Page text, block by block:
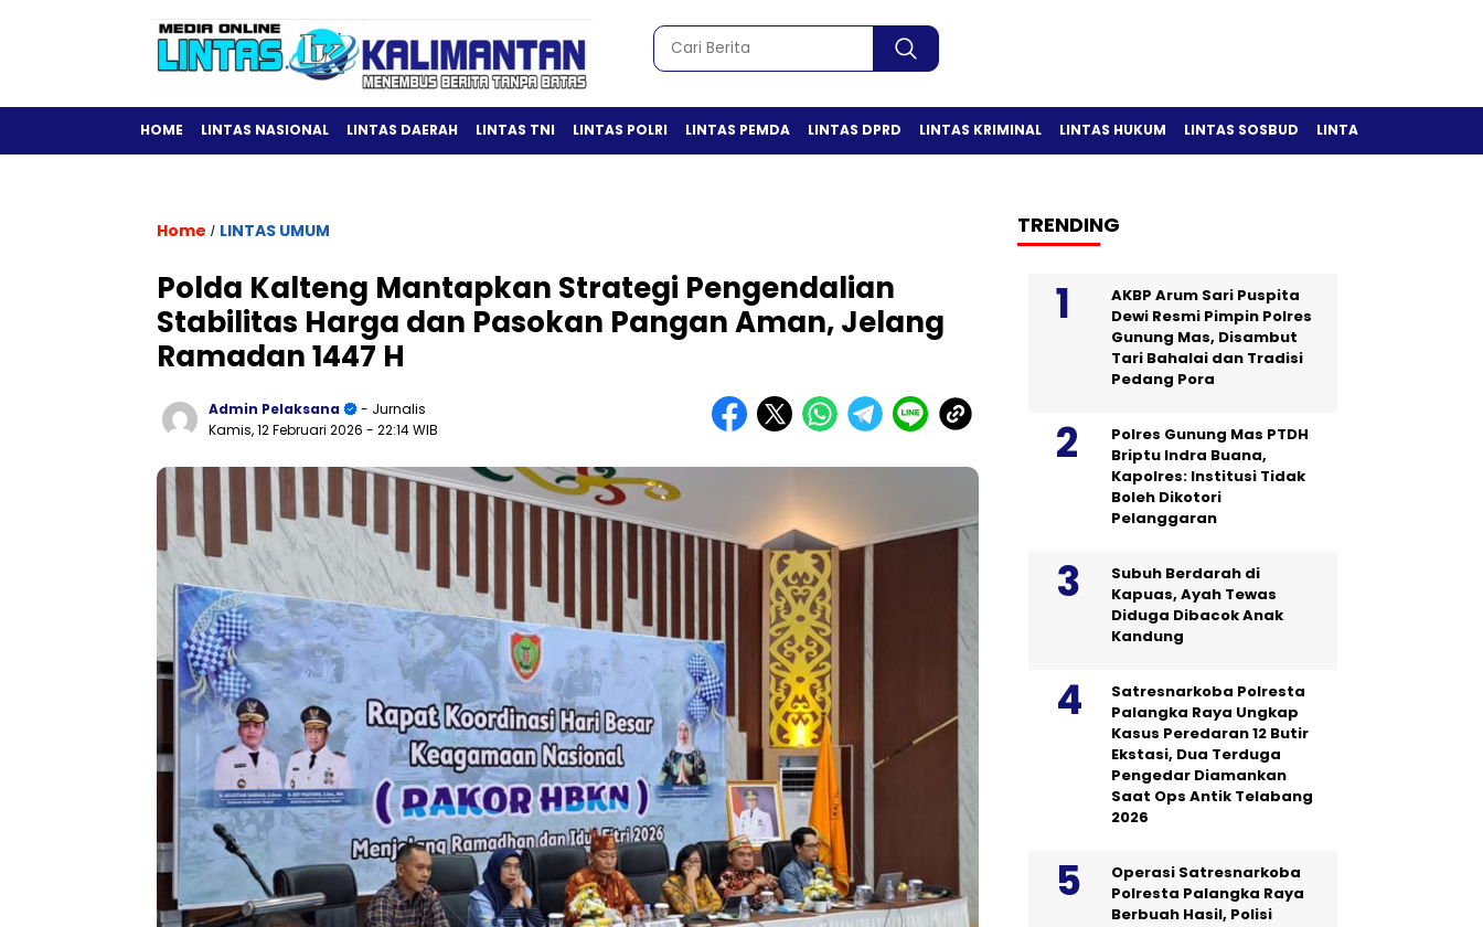
HOME LINTAS NASIONAL LINTAS DAERAH LINTAS TNI LINTAS POLRI LINTAS PEMDA LINTAS DPRD LINTAS KRIMINAL LINTAS HUKUM LINTAS SOSBUD LINTAS OLAH RAGA
Home / LINTAS UMUM
Polda Kalteng Mantapkan Strategi Pengendalian
Stabilitas Harga dan Pasokan Pangan Aman, Jelang
Ramadan 1447 H
Admin Pelaksana
- Jurnalis
Kamis, 12 Februari 2026 - 22:14 WIB
TRENDING
AKBP Arum Sari Puspita
Dewi Resmi Pimpin Polres
Gunung Mas, Disambut
Tari Bahalai dan Tradisi
Pedang Pora
Polres Gunung Mas PTDH
Briptu Indra Buana,
Kapolres: Institusi Tidak
Boleh Dikotori
Pelanggaran
Subuh Berdarah di
Kapuas, Ayah Tewas
Diduga Dibacok Anak
Kandung
Satresnarkoba Polresta
Palangka Raya Ungkap
Kasus Peredaran 12 Butir
Ekstasi, Dua Terduga
Pengedar Diamankan
Saat Ops Antik Telabang
2026
Operasi Satresnarkoba
Polresta Palangka Raya
Berbuah Hasil, Polisi